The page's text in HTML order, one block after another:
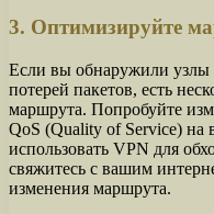
3. Оптимизируйте
Если вы обнаружили
потерей пакетов, есть
маршрута. Попробуйте
QoS (Quality of Service) на
использовать VPN для
свяжитесь с вашим
изменения маршрута.